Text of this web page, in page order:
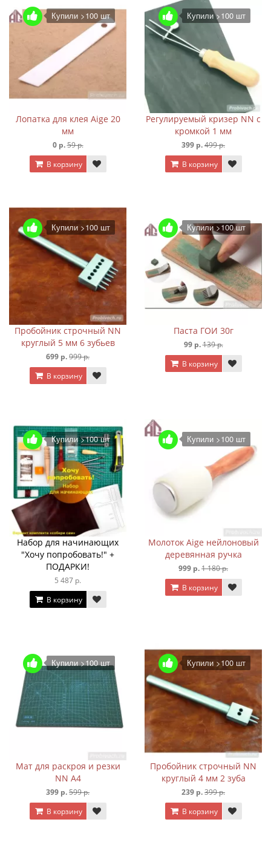
Купили >100 шт
Лопатка для клея Aige 20
мм
0 р.59 р.
В корзину
Купили >100 шт
Регулируемый кризер NN с
кромкой 1 мм
399 р.499 р.
В корзину
Купили >100 шт
Пробойник строчный NN
круглый 5 мм 6 зубьев
699 р.999 р.
В корзину
Купили >100 шт
Паста ГОИ 30г
99 р.139 р.
В корзину
Купили >100 шт
Набор для начинающих
"Хочу попробовать!" +
ПОДАРКИ!
5 487 р.
В корзину
Купили >100 шт
Молоток Aige нейлоновый
деревянная ручка
999 р.1 180 р.
В корзину
Купили >100 шт
Мат для раскроя и резки
NN А4
399 р.599 р.
В корзину
Купили >100 шт
Пробойник строчный NN
круглый 4 мм 2 зуба
239 р.399 р.
В корзину